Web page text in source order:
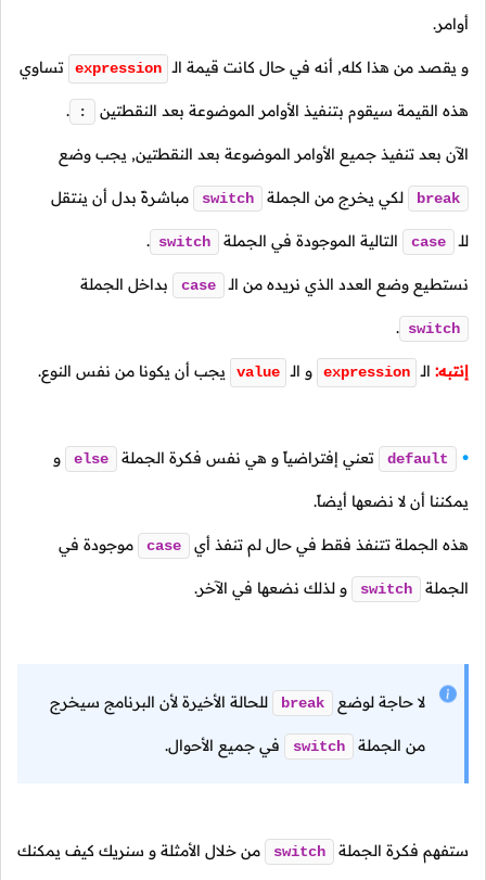
أوامر.
و يقصد من هذا كله, أنه في حال كانت قيمة الـ expression تساوي
هذه القيمة سيقوم بتنفيذ الأوامر الموضوعة بعد النقطتين :
.
الآن بعد تنفيذ جميع الأوامر الموضوعة بعد النقطتين, يجب وضع
break لكي يخرج من الجملة switch مباشرةً بدل أن ينتقل
للـ case التالية الموجودة في الجملة switch
.
نستطيع وضع العدد الذي نريده من الـ case بداخل الجملة
switch
.
إنتبه: الـ expression و الـ value يجب أن يكونا من نفس النوع.
default تعني إفتراضياً و هي نفس فكرة الجملة else و
يمكننا أن لا نضعها أيضاً.
هذه الجملة تتنفذ فقط في حال لم تنفذ أي case موجودة في
الجملة switch و لذلك نضعها في الآخر.
لا حاجة لوضع break للحالة الأخيرة لأن البرنامج سيخرج
من الجملة switch في جميع الأحوال.
ستفهم فكرة الجملة switch من خلال الأمثلة و سنريك كيف يمكنك